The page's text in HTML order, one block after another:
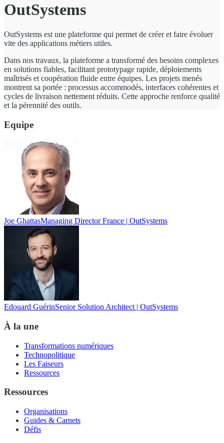
OutSystems
OutSystems est une plateforme qui permet de créer et faire évoluer
vite des applications métiers utiles.
Dans nos travaux, la plateforme a transformé des besoins complexes
en solutions fiables, facilitant prototypage rapide, déploiements
maîtrisés et coopération fluide entre équipes. Les projets menés
montrent sa portée : processus accommodés, interfaces cohérentes et
cycles de livraison nettement réduits. Cette approche renforce qualité
et la pérennité des outils.
Equipe
Joe GhattasManaging Director France | OutSystems
Edouard GuérinSenior Solution Architect | OutSystems
À la une
Transformations numériques
Technopolitique
Les Faiseurs
Ressources
Ressources
Organisations
Guides & Carnets
Défis